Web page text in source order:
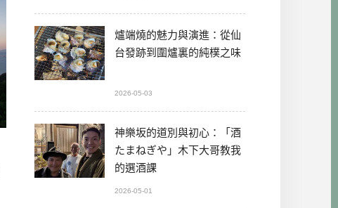
爐端燒的魅力與演進：從仙
台發跡到圍爐裏的純樸之味
2026-05-03
神樂坂的道別與初心：「酒
たまねぎや」木下大哥教我
的選酒課
2026-05-01